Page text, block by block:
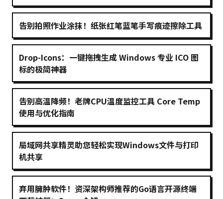
告别拍照作业涂抹！纸张红笔蓝笔手写痕迹擦除工具
Drop-Icons：一键拖拽生成 Windows 专业 ICO 图
标的极简神器
告别高温降频！老牌CPU温度监控工具 Core Temp
使用与优化指南
局域网共享精灵助您轻松实现Windows文件与打印
机共享
弃用臃肿软件！资深架构师推荐的Go语言开源终端